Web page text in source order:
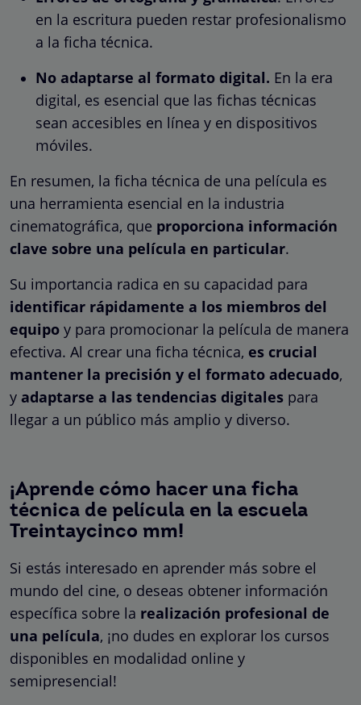
en la escritura pueden restar profesionalismo
a la ficha técnica.
No adaptarse al formato digital. En la era
digital, es esencial que las fichas técnicas
sean accesibles en línea y en dispositivos
móviles.
En resumen, la ficha técnica de una película es
una herramienta esencial en la industria
cinematográfica, que proporciona información
clave sobre una película en particular.
Su importancia radica en su capacidad para
identificar rápidamente a los miembros del
equipo y para promocionar la película de manera
efectiva. Al crear una ficha técnica, es crucial
mantener la precisión y el formato adecuado,
y adaptarse a las tendencias digitales para
llegar a un público más amplio y diverso.
¡Aprende cómo hacer una ficha
técnica de película en la escuela
Treintaycinco mm!
Si estás interesado en aprender más sobre el
mundo del cine, o deseas obtener información
específica sobre la realización profesional de
una película, ¡no dudes en explorar los cursos
disponibles en modalidad online y
semipresencial!